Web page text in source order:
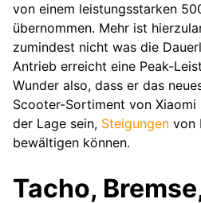
von einem leistungsstarken
übernommen. Mehr ist
zumindest nicht was die
Antrieb erreicht eine Peak-
Wunder also, dass er das
Scooter-Sortiment von
der Lage sein, Steigungen von
bewältigen können.
Tacho,